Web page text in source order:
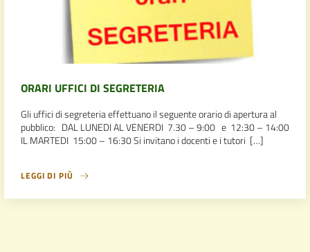
ORARI UFFICI DI SEGRETERIA
Gli uffici di segreteria effettuano il seguente orario di apertura al
pubblico: DAL LUNEDI AL VENERDI 7.30 – 9:00 e 12:30 – 14:00
IL MARTEDI 15:00 – 16:30 Si invitano i docenti e i tutori […]
LEGGI DI PIÙ